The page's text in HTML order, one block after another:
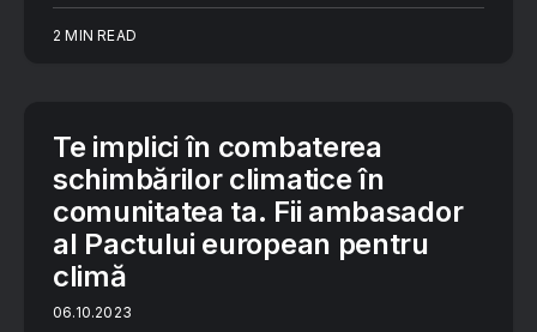
2 MIN READ
Te implici în combaterea
schimbărilor climatice în
comunitatea ta. Fii ambasador
al Pactului european pentru
climă
06.10.2023